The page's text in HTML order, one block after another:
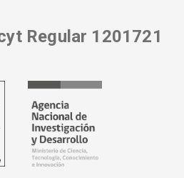
Regular 1201721